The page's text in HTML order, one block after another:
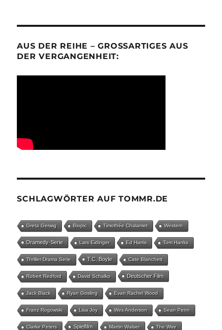
AUS DER REIHE – GROSSARTIGES AUS D
ER VERGANGENHEIT:
SCHLAGWÖRTER AUF TOMMR.DE
Greta Gerwig Biopic Timothée Chalamet Western
Dramedy-Serie Lars Eidinger Ed Harris Tom Hanks
Thriller-Drama Serie T.C. Boyle Cate Blanchett
Robert Redford David Schalko Deutscher Film
Jack Black Ryan Gosling Evan Rachel Wood
Franz Rogowski Lisa Joy Wes Anderson Sean Penn
Clarke Peters Spielfilm Martin Walser The Wire